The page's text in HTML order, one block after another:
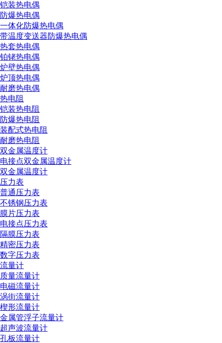
铠装热电偶
防爆热电偶
一体化防爆热电偶
带温度变送器防爆热电偶
热套热电偶
铂铑热电偶
炉壁热电偶
炉顶热电偶
耐磨热电偶
热电阻
铠装热电阻
防爆热电阻
装配式热电阻
耐磨热电阻
双金属温度计
电接点双金属温度计
双金属温度计
压力表
普通压力表
不锈钢压力表
膜片压力表
电接点压力表
隔膜压力表
精密压力表
数字压力表
流量计
质量流量计
电磁流量计
涡街流量计
楔形流量计
金属管浮子流量计
超声波流量计
孔板流量计